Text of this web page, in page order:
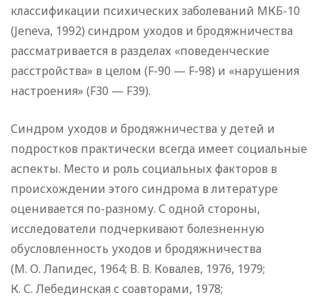
классификации психических заболеваний МКБ-10
(Jeneva, 1992) синдром уходов и бродяжничества
рассматривается в разделах «поведенческие
расстройства» в целом (F-90 — F-98) и «нарушения
настроения» (F30 — F39).
Синдром уходов и бродяжничества у детей и
подростков практически всегда имеет социальные
аспекты. Место и роль социальных факторов в
происхождении этого синдрома в литературе
оценивается по-разному. С одной стороны,
исследователи подчеркивают болезненную
обусловленность уходов и бродяжничества
(М. О. Лапидес, 1964; В. В. Ковалев, 1976, 1979;
К. С. Лебединская с соавторами, 1978;